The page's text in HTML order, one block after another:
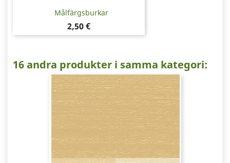
Målfärgsburkar
Pris
2,50 €
16 andra produkter i samma kategori: